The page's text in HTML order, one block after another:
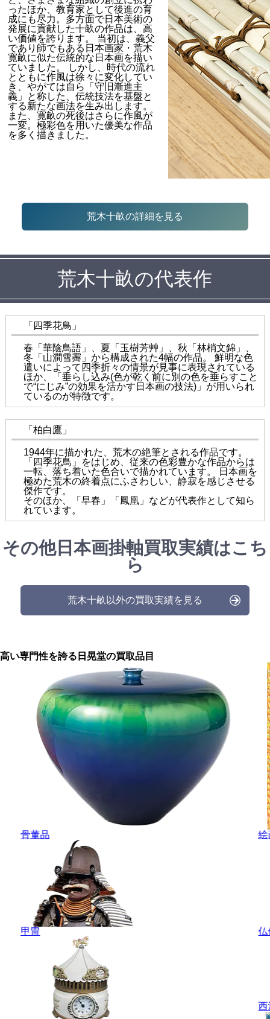
ったほか、教育家として後進の育
成にも尽力。多方面で日本美術の
発展に貢献した十畝の作品は、高
い価値を誇ります。 当初は、義父
であり師でもある日本画家・荒木
寛畝に似た伝統的な日本画を描い
ていました。 しかし、時代の流れ
とともに作風は徐々に変化してい
き、やがては自ら「守旧漸進主
義」と称した、伝統技法を基盤と
する新たな画法を生み出します。
また、寛畝の死後はさらに作風が
一変。極彩色を用いた優美な作品
を多く描きました。
荒木十畝の詳細を見る
荒木十畝の代表作
「四季花鳥」
春「華陰鳥語」、夏「玉樹芳艸」、秋「林梢文錦」、
冬「山澗雪霽」から構成された4幅の作品。 鮮明な色
遣いによって四季折々の情景が見事に表現されている
ほか、「垂らし込み(色が乾く前に別の色を垂らすこと
で“にじみ”の効果を活かす日本画の技法)」が用いられ
ているのが特徴です。
「柏白鷹」
1944年に描かれた、荒木の絶筆とされる作品です。
「四季花鳥」をはじめ、従来の色彩豊かな作品からは
一転、落ち着いた色合いで描かれています。 日本画を
極めた荒木の終着点にふさわしい、静寂を感じさせる
傑作です。
そのほか、「早春」「鳳凰」などが代表作として知ら
れています。
その他日本画掛軸買取実績はこち
ら
荒木十畝以外の買取実績を見る
高い専門性を誇る 日晃堂の買取品目
骨董品
甲冑
絵
仏
西